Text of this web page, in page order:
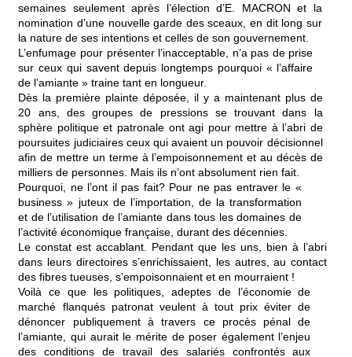
semaines seulement après l’élection d’E. MACRON et la
nomination d’une nouvelle garde des sceaux, en dit long sur
la nature de ses intentions et celles de son gouvernement.
L’enfumage pour présenter l’inacceptable, n’a pas de prise
sur ceux qui savent depuis longtemps pourquoi « l’affaire
de l’amiante » traine tant en longueur.
Dès la première plainte déposée, il y a maintenant plus de
20 ans, des groupes de pressions se trouvant dans la
sphère politique et patronale ont agi pour mettre à l’abri de
poursuites judiciaires ceux qui avaient un pouvoir décisionnel
afin de mettre un terme à l’empoisonnement et au décès de
milliers de personnes. Mais ils n’ont absolument rien fait.
Pourquoi, ne l’ont il pas fait? Pour ne pas entraver le «
business » juteux de l’importation, de la transformation
et de l’utilisation de l’amiante dans tous les domaines de
l’activité économique française, durant des décennies.
Le constat est accablant. Pendant que les uns, bien à l’abri
dans leurs directoires s’enrichissaient, les autres, au contact
des fibres tueuses, s’empoisonnaient et en mourraient !
Voilà ce que les politiques, adeptes de l’économie de
marché flanqués patronat veulent à tout prix éviter de
dénoncer publiquement à travers ce procès pénal de
l’amiante, qui aurait le mérite de poser également l’enjeu
des conditions de travail des salariés confrontés aux